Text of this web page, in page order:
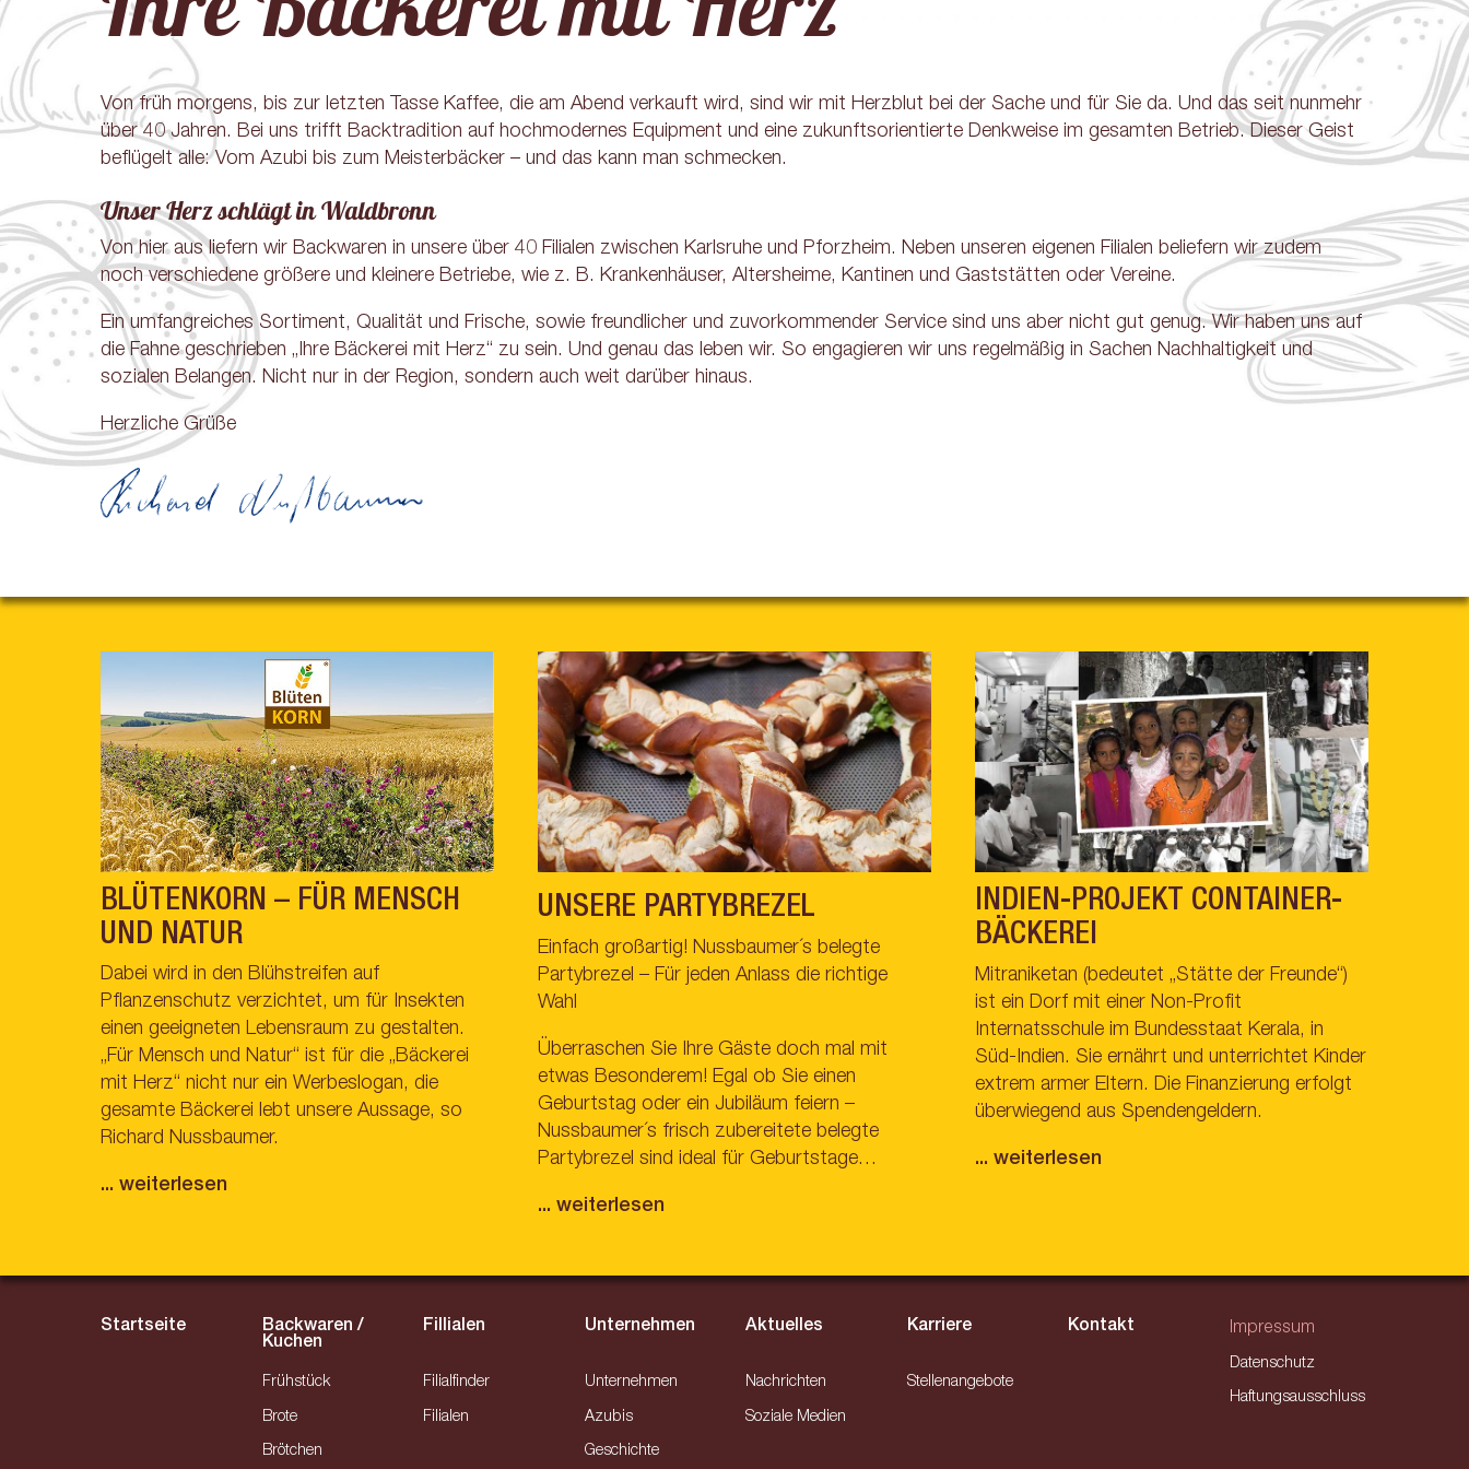
Von früh morgens, bis zur letzten Tasse Kaffee, die am Abend verkauft wird, sind wir mit Herzblut bei der Sache und für Sie da. Und das seit nunmehr
über 40 Jahren. Bei uns trifft Backtradition auf hochmodernes Equipment und eine zukunftsorientierte Denkweise im gesamten Betrieb. Dieser Geist
beflügelt alle: Vom Azubi bis zum Meisterbäcker – und das kann man schmecken.
Unser Herz schlägt in Waldbronn
Von hier aus liefern wir Backwaren in unsere über 40 Filialen zwischen Karlsruhe und Pforzheim. Neben unseren eigenen Filialen beliefern wir zudem
noch verschiedene größere und kleinere Betriebe, wie z. B. Krankenhäuser, Altersheime, Kantinen und Gaststätten oder Vereine.
Ein umfangreiches Sortiment, Qualität und Frische, sowie freundlicher und zuvorkommender Service sind uns aber nicht gut genug. Wir haben uns auf
die Fahne geschrieben „Ihre Bäckerei mit Herz“ zu sein. Und genau das leben wir. So engagieren wir uns regelmäßig in Sachen Nachhaltigkeit und
sozialen Belangen. Nicht nur in der Region, sondern auch weit darüber hinaus.
Herzliche Grüße
BLÜTENKORN – FÜR MENSCH
UND NATUR
Dabei wird in den Blühstreifen auf
Pflanzenschutz verzichtet, um für Insekten
einen geeigneten Lebensraum zu gestalten.
„Für Mensch und Natur“ ist für die „Bäckerei
mit Herz“ nicht nur ein Werbeslogan, die
gesamte Bäckerei lebt unsere Aussage, so
Richard Nussbaumer.
... weiterlesen
UNSERE PARTYBREZEL
Einfach großartig! Nussbaumer´s belegte
Partybrezel – Für jeden Anlass die richtige
Wahl
Überraschen Sie Ihre Gäste doch mal mit
etwas Besonderem! Egal ob Sie einen
Geburtstag oder ein Jubiläum feiern –
Nussbaumer´s frisch zubereitete belegte
Partybrezel sind ideal für Geburtstage…
... weiterlesen
INDIEN-PROJEKT CONTAINER-
BÄCKEREI
Mitraniketan (bedeutet „Stätte der Freunde“)
ist ein Dorf mit einer Non-Profit
Internatsschule im Bundesstaat Kerala, in
Süd-Indien. Sie ernährt und unterrichtet Kinder
extrem armer Eltern. Die Finanzierung erfolgt
überwiegend aus Spendengeldern.
... weiterlesen
Startseite
Backwaren /
Kuchen
Frühstück
Brote
Brötchen
Fillialen
Filialfinder
Filialen
Unternehmen
Unternehmen
Azubis
Geschichte
Aktuelles
Nachrichten
Soziale Medien
Karriere
Stellenangebote
Kontakt Impressum
Datenschutz
Haftungsausschluss